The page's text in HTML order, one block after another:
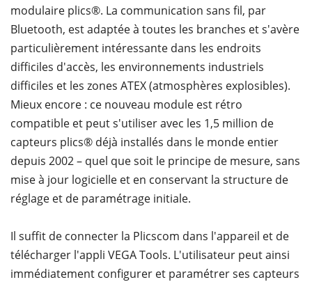
modulaire plics®. La communication sans fil, par
Bluetooth, est adaptée à toutes les branches et s'avère
particulièrement intéressante dans les endroits
difficiles d'accès, les environnements industriels
difficiles et les zones ATEX (atmosphères explosibles).
Mieux encore : ce nouveau module est rétro
compatible et peut s'utiliser avec les 1,5 million de
capteurs plics® déjà installés dans le monde entier
depuis 2002 – quel que soit le principe de mesure, sans
mise à jour logicielle et en conservant la structure de
réglage et de paramétrage initiale.
Il suffit de connecter la Plicscom dans l'appareil et de
télécharger l'appli VEGA Tools. L'utilisateur peut ainsi
immédiatement configurer et paramétrer ses capteurs